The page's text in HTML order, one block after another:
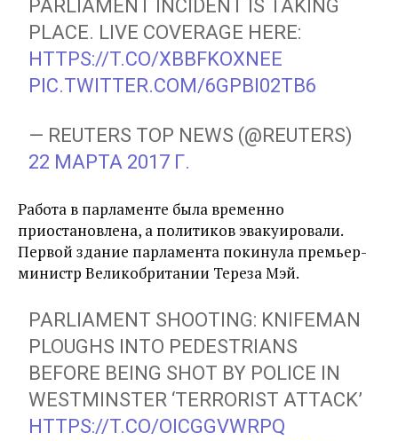
PARLIAMENT INCIDENT IS TAKING
PLACE. LIVE COVERAGE HERE:
HTTPS://T.CO/XBBFKOXNEE
PIC.TWITTER.COM/6GPBI02TB6
— REUTERS TOP NEWS (@REUTERS)
22 МАРТА 2017 Г.
Работа в парламенте была временно
приостановлена, а политиков эвакуировали.
Первой здание парламента покинула премьер-
министр Великобритании Тереза Мэй.
PARLIAMENT SHOOTING: KNIFEMAN
PLOUGHS INTO PEDESTRIANS
BEFORE BEING SHOT BY POLICE IN
WESTMINSTER ‘TERRORIST ATTACK’
HTTPS://T.CO/OICGGVWRPQ